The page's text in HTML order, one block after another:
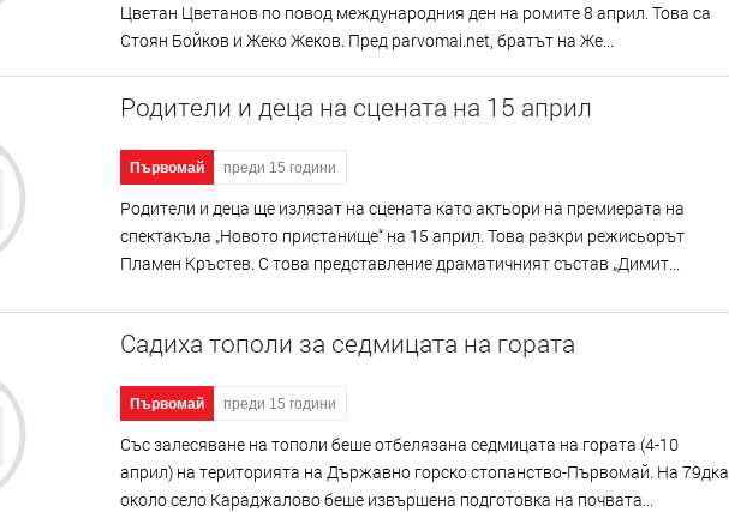
Цветан Цветанов по повод международния ден на ромите 8 април. Това са
Стоян Бойков и Жеко Жеков. Пред parvomai.net, братът на Же...
Родители и деца на сцената на 15 април
Първомай преди 15 години
Родители и деца ще излязат на сцената като актьори на премиерата на
спектакъла „Новото пристанище“ на 15 април. Това разкри режисьорът
Пламен Кръстев. С това представление драматичният състав „Димит...
Садиха тополи за седмицата на гората
Първомай преди 15 години
Със залесяване на тополи беше отбелязана седмицата на гората (4-10
април) на територията на Държавно горско стопанство-Първомай. На 79дка
около село Караджалово беше извършена подготовка на почвата...